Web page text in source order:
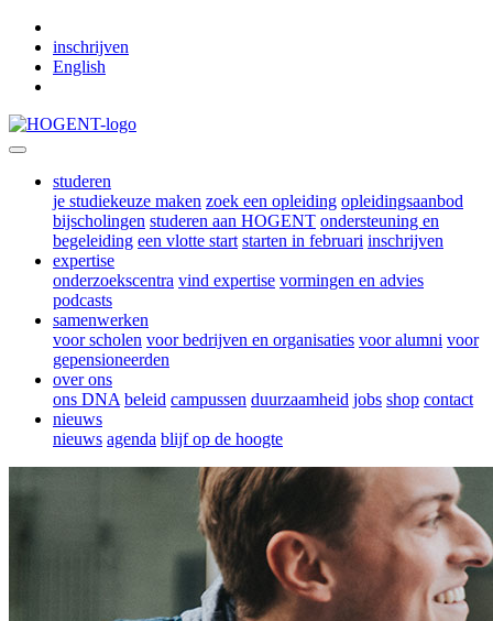
inschrijven
English
studeren
je studiekeuze maken zoek een opleiding opleidingsaanbod
bijscholingen studeren aan HOGENT ondersteuning en
begeleiding een vlotte start starten in februari inschrijven
expertise
onderzoekscentra vind expertise vormingen en advies
podcasts
samenwerken
voor scholen voor bedrijven en organisaties voor alumni voor
gepensioneerden
over ons
ons DNA beleid campussen duurzaamheid jobs shop contact
nieuws
nieuws agenda blijf op de hoogte